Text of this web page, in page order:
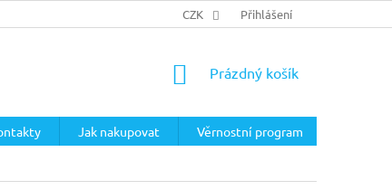
PODMÍNKY OCHRANY OSOBNÍCH ÚDAJŮ
CZK Přihlášení
NÁKUPNÍ
Prázdný košík
Jak nakupovat
Věrnostní program